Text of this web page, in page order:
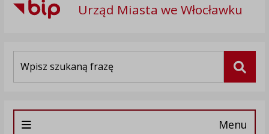
Urząd Miasta we Włocławku
Menu